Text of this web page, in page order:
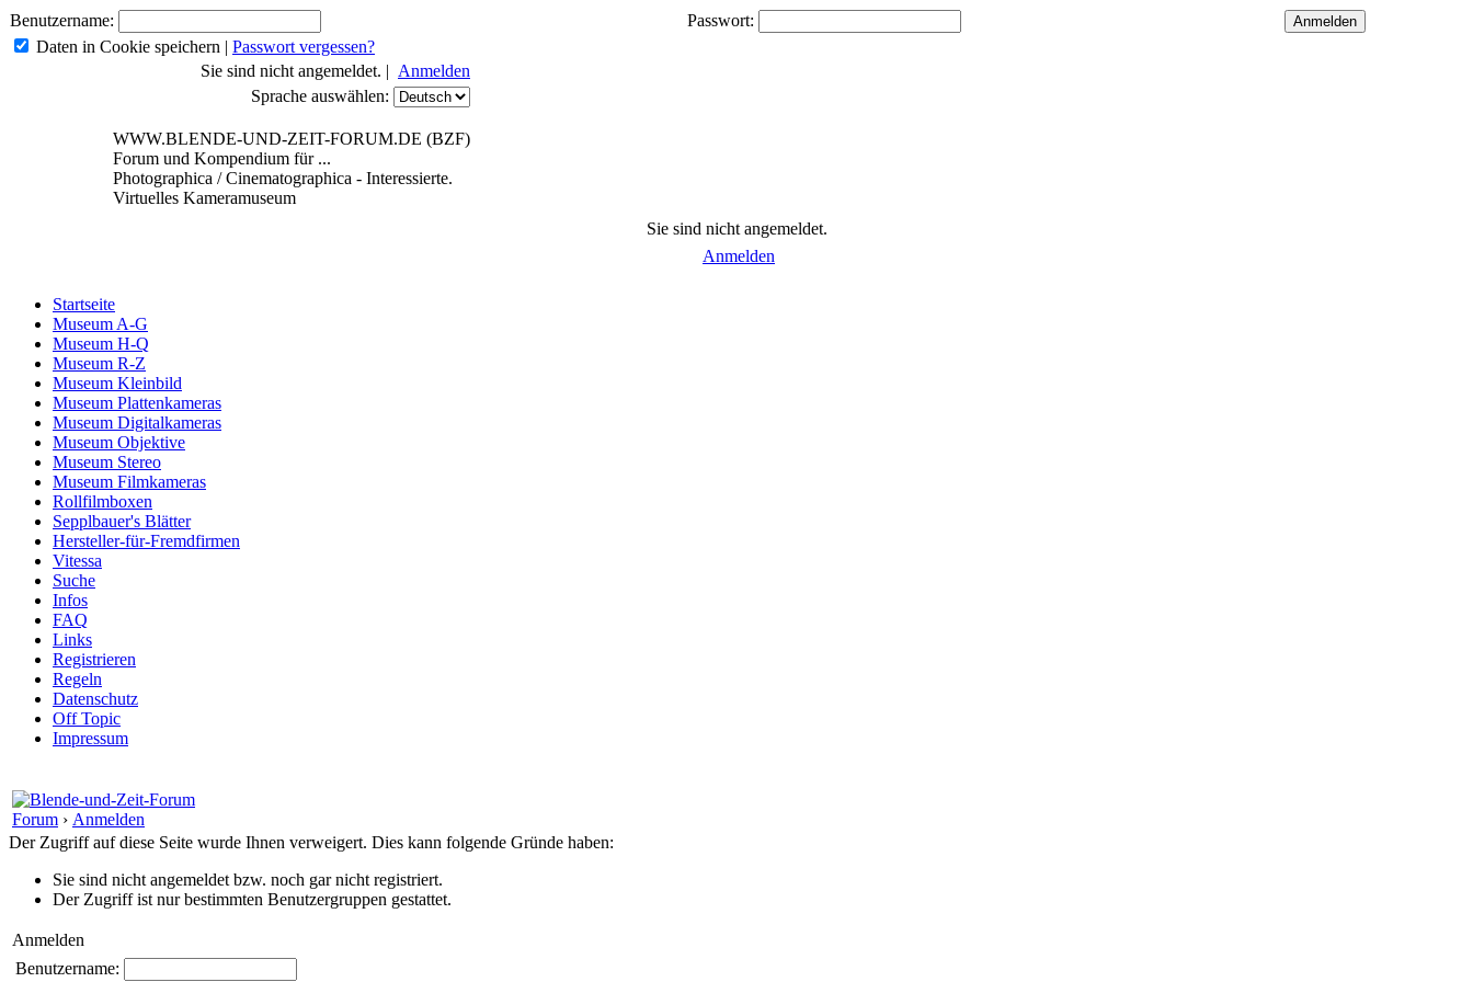
Benutzername:
Passwort:
Daten in Cookie speichern | Passwort vergessen?
Sie sind nicht angemeldet. | Anmelden
Sprache auswählen:
WWW.BLENDE-UND-ZEIT-FORUM.DE (BZF)
Forum und Kompendium für ...
Photographica / Cinematographica - Interessierte.
Virtuelles Kameramuseum
Sie sind nicht angemeldet.
Anmelden
Startseite
Museum A-G
Museum H-Q
Museum R-Z
Museum Kleinbild
Museum Plattenkameras
Museum Digitalkameras
Museum Objektive
Museum Stereo
Museum Filmkameras
Rollfilmboxen
Sepplbauer's Blätter
Hersteller-für-Fremdfirmen
Vitessa
Suche
Infos
FAQ
Links
Registrieren
Regeln
Datenschutz
Off Topic
Impressum
Forum › Anmelden
Der Zugriff auf diese Seite wurde Ihnen verweigert. Dies kann folgende Gründe haben:
Sie sind nicht angemeldet bzw. noch gar nicht registriert.
Der Zugriff ist nur bestimmten Benutzergruppen gestattet.
Anmelden
Benutzername: